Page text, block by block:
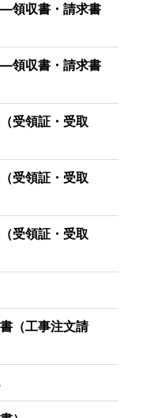
領収書・請求書
領収書・請求書
受領証・受取
受領証・受取
受領証・受取
（工事注文請